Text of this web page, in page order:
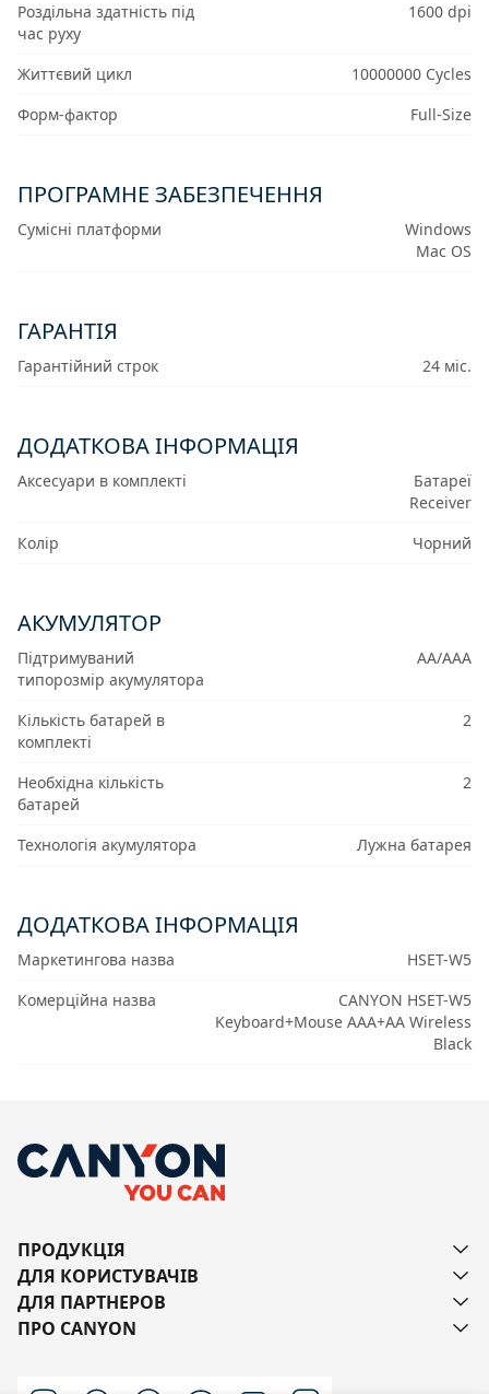
Роздільна здатність під
час руху
1600 dpi
Життєвий цикл
10000000 Cycles
Форм-фактор
Full-Size
ПРОГРАМНЕ ЗАБЕЗПЕЧЕННЯ
Сумісні платформи
Windows
Mac OS
ГАРАНТІЯ
Гарантійний строк 24 міс.
ДОДАТКОВА ІНФОРМАЦІЯ
Аксесуари в комплекті
Батареї
Receiver
Колір
Чорний
АКУМУЛЯТОР
Підтримуваний
типорозмір акумулятора
AA/AAA
Кількість батарей в
комплекті
2
Необхідна кількість
батарей
2
Технологія акумулятора Лужна батарея
ДОДАТКОВА ІНФОРМАЦІЯ
Маркетингова назва
HSET-W5
Комерційна назва
CANYON HSET-W5
Keyboard+Mouse AAA+AA Wireless
Black
ПРОДУКЦІЯ
ДЛЯ КОРИСТУВАЧІВ
ДЛЯ ПАРТНЕРОВ
ПРО CANYON